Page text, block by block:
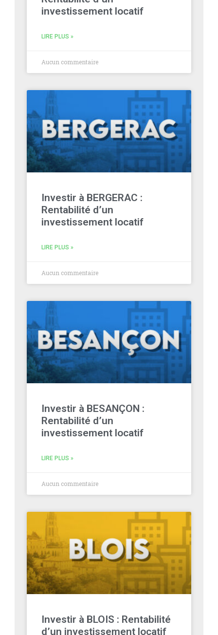
investissement locatif
LIRE PLUS »
Aucun commentaire
Investir à BERGERAC :
Rentabilité d’un
investissement locatif
LIRE PLUS »
Aucun commentaire
Investir à BESANÇON :
Rentabilité d’un
investissement locatif
LIRE PLUS »
Aucun commentaire
Investir à BLOIS : Rentabilité
d’un investissement locatif